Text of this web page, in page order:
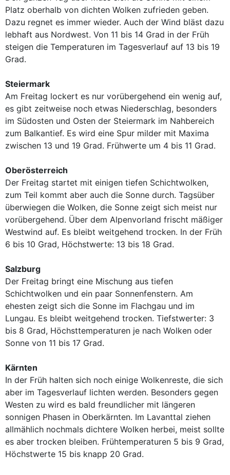
Platz oberhalb von dichten Wolken zufrieden geben.
Dazu regnet es immer wieder. Auch der Wind bläst dazu
lebhaft aus Nordwest. Von 11 bis 14 Grad in der Früh
steigen die Temperaturen im Tagesverlauf auf 13 bis 19
Grad.
Steiermark
Am Freitag lockert es nur vorübergehend ein wenig auf,
es gibt zeitweise noch etwas Niederschlag, besonders
im Südosten und Osten der Steiermark im Nahbereich
zum Balkantief. Es wird eine Spur milder mit Maxima
zwischen 13 und 19 Grad. Frühwerte um 4 bis 11 Grad.
Oberösterreich
Der Freitag startet mit einigen tiefen Schichtwolken,
zum Teil kommt aber auch die Sonne durch. Tagsüber
überwiegen die Wolken, die Sonne zeigt sich meist nur
vorübergehend. Über dem Alpenvorland frischt mäßiger
Westwind auf. Es bleibt weitgehend trocken. In der Früh
6 bis 10 Grad, Höchstwerte: 13 bis 18 Grad.
Salzburg
Der Freitag bringt eine Mischung aus tiefen
Schichtwolken und ein paar Sonnenfenstern. Am
ehesten zeigt sich die Sonne im Flachgau und im
Lungau. Es bleibt weitgehend trocken. Tiefstwerter: 3
bis 8 Grad, Höchsttemperaturen je nach Wolken oder
Sonne von 11 bis 17 Grad.
Kärnten
In der Früh halten sich noch einige Wolkenreste, die sich
aber im Tagesverlauf lichten werden. Besonders gegen
Westen zu wird es bald freundlicher mit längeren
sonnigen Phasen in Oberkärnten. Im Lavanttal ziehen
allmählich nochmals dichtere Wolken herbei, meist sollte
es aber trocken bleiben. Frühtemperaturen 5 bis 9 Grad,
Höchstwerte 15 bis knapp 20 Grad.